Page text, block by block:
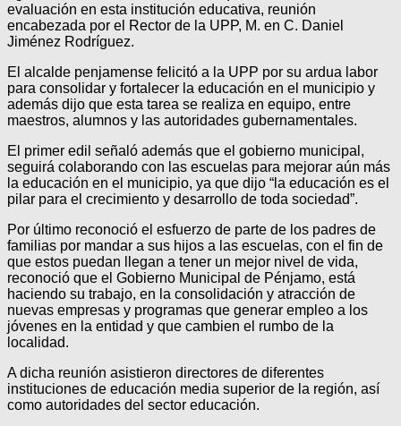
evaluación en esta institución educativa, reunión
encabezada por el Rector de la UPP, M. en C. Daniel
Jiménez Rodríguez.
El alcalde penjamense felicitó a la UPP por su ardua labor
para consolidar y fortalecer la educación en el municipio y
además dijo que esta tarea se realiza en equipo, entre
maestros, alumnos y las autoridades gubernamentales.
El primer edil señaló además que el gobierno municipal,
seguirá colaborando con las escuelas para mejorar aún más
la educación en el municipio, ya que dijo “la educación es el
pilar para el crecimiento y desarrollo de toda sociedad”.
Por último reconoció el esfuerzo de parte de los padres de
familias por mandar a sus hijos a las escuelas, con el fin de
que estos puedan llegan a tener un mejor nivel de vida,
reconoció que el Gobierno Municipal de Pénjamo, está
haciendo su trabajo, en la consolidación y atracción de
nuevas empresas y programas que generar empleo a los
jóvenes en la entidad y que cambien el rumbo de la
localidad.
A dicha reunión asistieron directores de diferentes
instituciones de educación media superior de la región, así
como autoridades del sector educación.